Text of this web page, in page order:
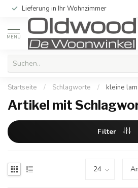
Lieferung in Ihr Wohnzimmer
MENU
Startseite / Schlagworte / kleine lam
Artikel mit
Filter